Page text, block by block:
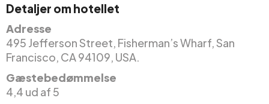
Detaljer om hotellet
Adresse
495 Jefferson Street, Fisherman’s Wharf, San
Francisco, CA 94109, USA.
Gæstebedømmelse
4,4 ud af 5